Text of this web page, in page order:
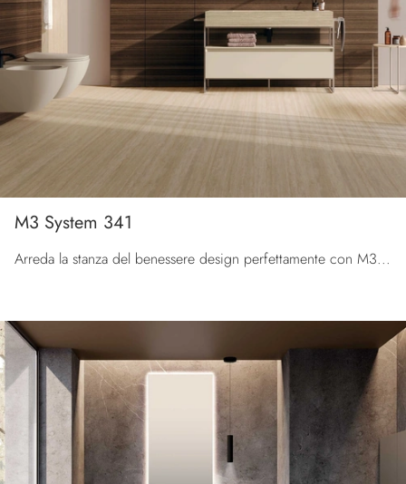
M3 System 341
Arreda la stanza del benessere design perfettamente con M3 System 341, mobili bagno a terra e accessori in laccato opaco di Baxar.